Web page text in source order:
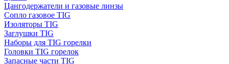
Цангодержатели и газовые линзы
Сопло газовое TIG
Изоляторы TIG
Заглушки TIG
Наборы для TIG горелки
Головки TIG горелок
Запасные части TIG